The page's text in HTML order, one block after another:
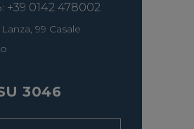
+39 0142 478002
99 Casale
3046